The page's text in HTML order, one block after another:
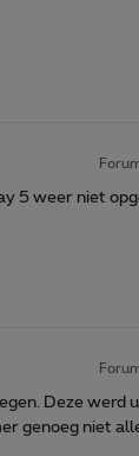
5 weer niet
Deze werd
genoeg niet